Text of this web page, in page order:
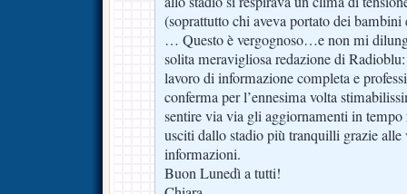
(soprattutto chi aveva portato dei bambini
… Questo è vergognoso…e non mi
solita meravigliosa redazione di
lavoro di informazione completa e
conferma per l’ennesima volta
sentire via via gli aggiornamenti in
usciti dallo stadio più tranquilli grazie alle
informazioni.
Buon Lunedì a tutti!